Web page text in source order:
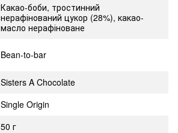
Какао-боби, тростинний
нерафінований цукор (28%), какао-
масло нерафіноване
Bean-to-bar
Sisters A Chocolate
Single Origin
50 г